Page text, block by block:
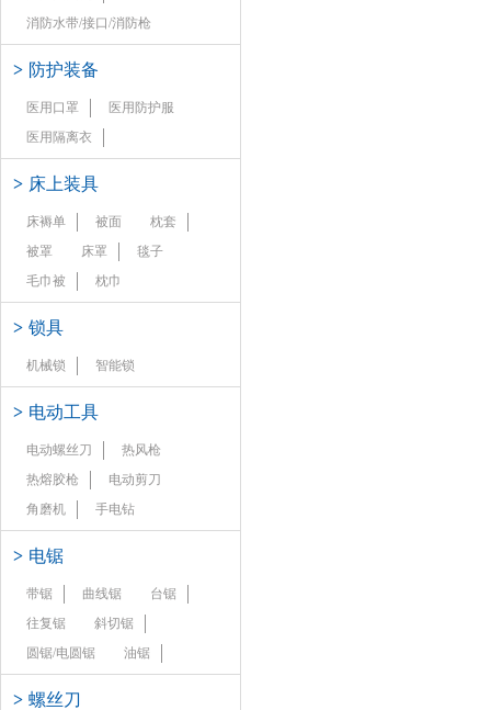
消防水带/接口/消防枪
> 防护装备
医用口罩
医用防护服
医用隔离衣
> 床上装具
床褥单 被面
枕套
被罩
床罩
毯子
毛巾被
枕巾
> 锁具
机械锁 智能锁
> 电动工具
电动螺丝刀
热风枪
热熔胶枪
电动剪刀
角磨机
手电钻
> 电锯
带锯 曲线锯
台锯
往复锯
斜切锯
圆锯/电圆锯
油锯
> 螺丝刀